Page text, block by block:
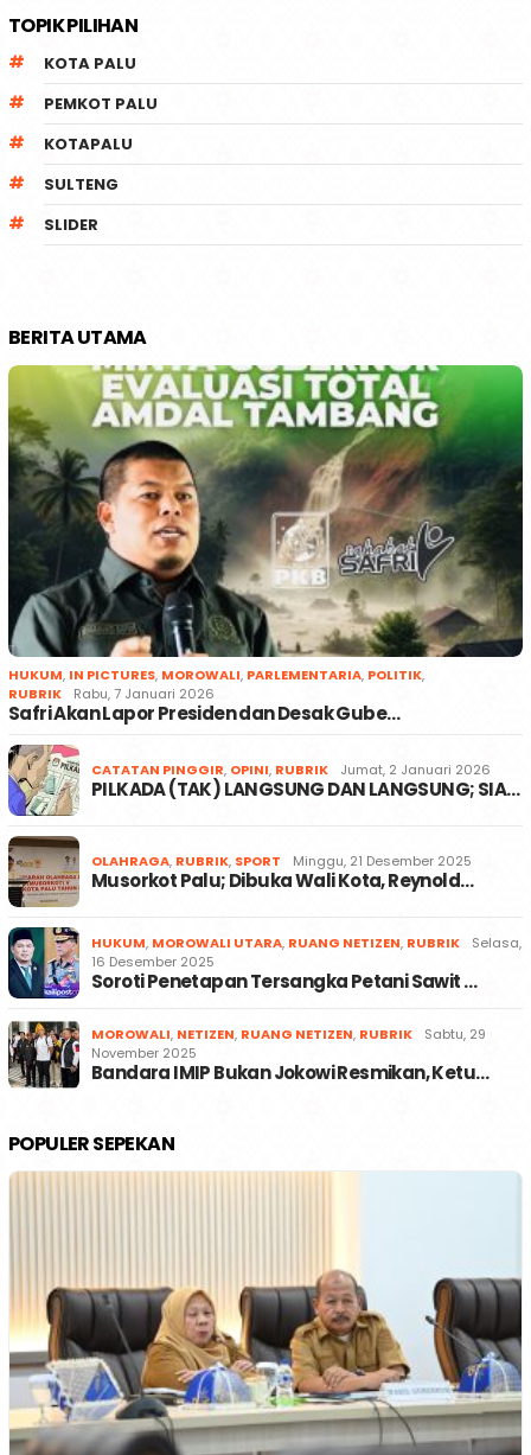
TOPIK PILIHAN
KOTA PALU
PEMKOT PALU
KOTAPALU
SULTENG
SLIDER
BERITA UTAMA
HUKUM, IN PICTURES, MOROWALI, PARLEMENTARIA, POLITIK,
RUBRIK
Rabu, 7 Januari 2026
Safri Akan Lapor Presiden dan Desak Gube…
CATATAN PINGGIR, OPINI, RUBRIK Jumat, 2 Januari 2026
PILKADA (TAK) LANGSUNG DAN LANGSUNG; SIA…
OLAHRAGA, RUBRIK, SPORT Minggu, 21 Desember 2025
Musorkot Palu; Dibuka Wali Kota, Reynold…
HUKUM, MOROWALI UTARA, RUANG NETIZEN, RUBRIK
Selasa,
16 Desember 2025
Soroti Penetapan Tersangka Petani Sawit …
MOROWALI, NETIZEN, RUANG NETIZEN, RUBRIK
Sabtu, 29
November 2025
Bandara IMIP Bukan Jokowi Resmikan, Ketu…
POPULER SEPEKAN